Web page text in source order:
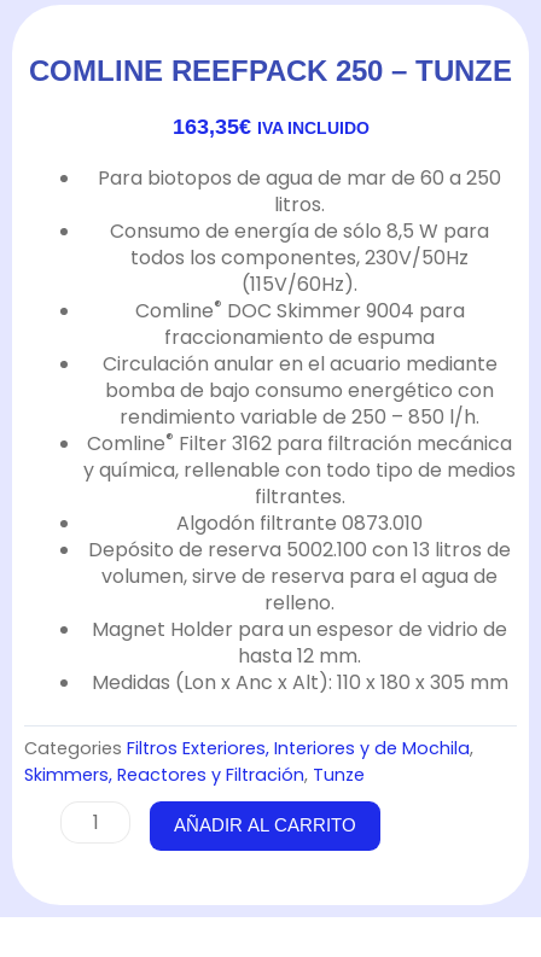
COMLINE REEFPACK 250 – TUNZE
163,35€ IVA INCLUIDO
Para biotopos de agua de mar de 60 a 250
litros.
Consumo de energía de sólo 8,5 W para
todos los componentes, 230V/50Hz
(115V/60Hz).
Comline® DOC Skimmer 9004 para
fraccionamiento de espuma
Circulación anular en el acuario mediante
bomba de bajo consumo energético con
rendimiento variable de 250 – 850 l/h.
Comline® Filter 3162 para filtración mecánica
y química, rellenable con todo tipo de medios
filtrantes.
Algodón filtrante 0873.010
Depósito de reserva 5002.100 con 13 litros de
volumen, sirve de reserva para el agua de
relleno.
Magnet Holder para un espesor de vidrio de
hasta 12 mm.
Medidas (Lon x Anc x Alt): 110 x 180 x 305 mm
Categories Filtros Exteriores, Interiores y de Mochila,
Skimmers, Reactores y Filtración, Tunze
Comline
Reefpack
Tunze
AÑADIR AL CARRITO